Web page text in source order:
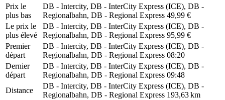
Prix ​​le
plus bas
DB - Intercity, DB - InterCity Express (ICE), DB -
Regionalbahn, DB - Regional Express 49,99 €
Le prix le
plus élevé
DB - Intercity, DB - InterCity Express (ICE), DB -
Regionalbahn, DB - Regional Express 95,99 €
Premier
départ
DB - Intercity, DB - InterCity Express (ICE), DB -
Regionalbahn, DB - Regional Express 08:20
Dernier
départ
DB - Intercity, DB - InterCity Express (ICE), DB -
Regionalbahn, DB - Regional Express 09:48
Distance
DB - Intercity, DB - InterCity Express (ICE), DB -
Regionalbahn, DB - Regional Express 193,63 km